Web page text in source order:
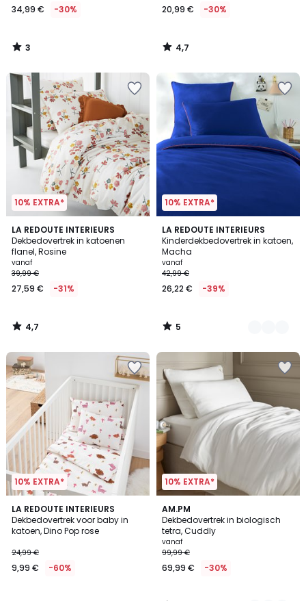
34,99 € -30%
3
/
20,99 € -30%
4,7
/
10% EXTRA*
LA REDOUTE INTERIEURS
Dekbedovertrek in katoenen
flanel, Rosine
vanaf
39,99 €
27,59 € -31%
4,7
/ 5
4,7
/
10% EXTRA*
LA REDOUTE INTERIEURS
Kinderdekbedovertrek in katoen,
Macha
vanaf
42,99 €
26,22 € -39%
5
/
5
7
Kleuren
5
/
10% EXTRA*
LA REDOUTE INTERIEURS
Dekbedovertrek voor baby in
katoen, Dino Pop rose
24,99 €
9,99 € -60%
10% EXTRA*
AM.PM
Dekbedovertrek in biologisch
tetra, Cuddly
vanaf
99,99 €
69,99 € -30%
4,5
/ 5
3
Kleuren